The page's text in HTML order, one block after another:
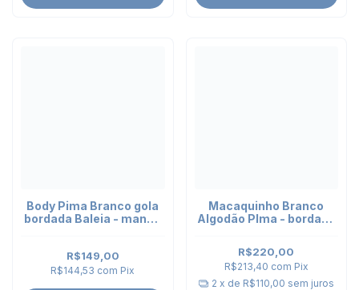
Body Pima Branco gola
bordada Baleia - manga
R$149,00
R$144,53 com Pix
Macaquinho Branco
Algodão PIma - bordado
R$220,00
R$213,40 com Pix
2 x de R$110,00 sem juros